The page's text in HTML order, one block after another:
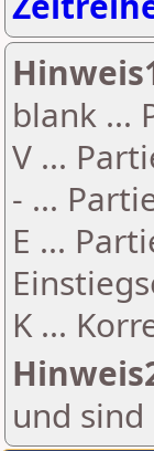
blank ...
V ...
- ...
E ...
K ...
und